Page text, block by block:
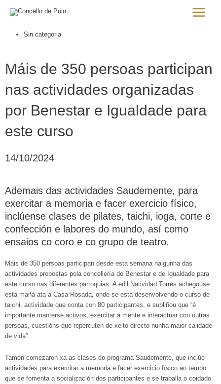
Main
Sin categoria
Máis de 350 persoas participan
nas actividades organizadas
por Benestar e Igualdade para
este curso
14/10/2024
Ademais das actividades Saudemente, para
exercitar a memoria e facer exercicio físico,
inclúense clases de pilates, taichi, ioga, corte e
confección e labores do mundo, así como
ensaios co coro e co grupo de teatro.
Máis de 350 persoas participan desde esta semana nalgunha das
actividades propostas pola concellería de Benestar e de Igualdade para
este curso nas diferentes parroquias. A edil Natividad Torres achegouse
esta mañá ata a Casa Rosada, onde se está desenvolvendo o curso de
taichi, actividade que conta con 80 participantes, e subliñou que “é
importante manterse activos, exercitar a mente e interactuar con outras
persoas, cuestións que repercuten de xeito directo nunha maior calidade
de vida”.
Tamén comezaron xa as clases do programa Saudemente, que inclúe
actividades para exercitar a memoria e facer exercicio físico ao tempo
que se fomenta a socialización dos participantes e se traballa o coidado